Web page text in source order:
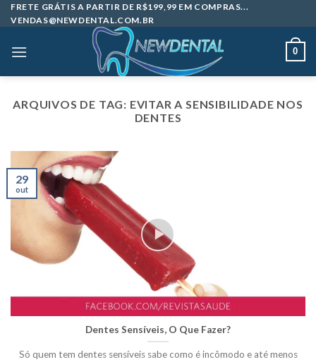
Skip
to
FRETE GRÁTIS A PARTIR DE R$199,99 EM COMPRAS...
VENDAS@NEWDENTAL.COM.BR
0
ARQUIVOS DE TAG: EVITAR A SENSIBILIDADE NOS
DENTES
Dentes Sensíveis, O Que Fazer?
Só quem tem dentes sensíveis sabe como é incômodo e até menos
29
out